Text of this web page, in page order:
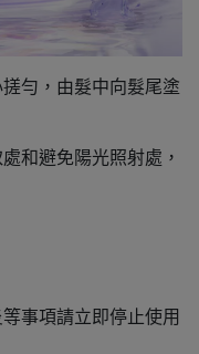
勻，由髮中向髮尾塗
和避免陽光照射處，
事項請立即停止使用